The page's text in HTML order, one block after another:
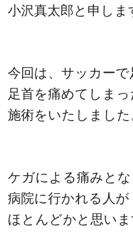
小沢真太郎と申しま
今回は、サッカー
足首を痛めてしま
施術をいたしました
ケガによる痛みとな
病院に行かれる人が
ほとんどかと思いま